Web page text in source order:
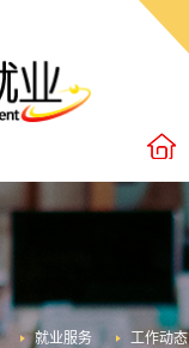
工作动态
就业服务